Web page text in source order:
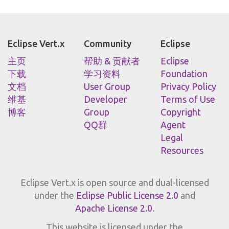
Eclipse Vert.x
主页
下载
文档
维基
博客
Community
帮助 & 贡献者
学习资料
User Group
Developer
Group
QQ群
Eclipse
Eclipse
Foundation
Privacy Policy
Terms of Use
Copyright
Agent
Legal
Resources
Eclipse Vert.x is open source and dual-licensed
under the Eclipse Public License 2.0 and
Apache License 2.0.
This website is licensed under the